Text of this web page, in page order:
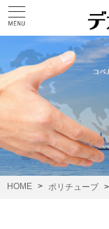
HOME ポリチューブ